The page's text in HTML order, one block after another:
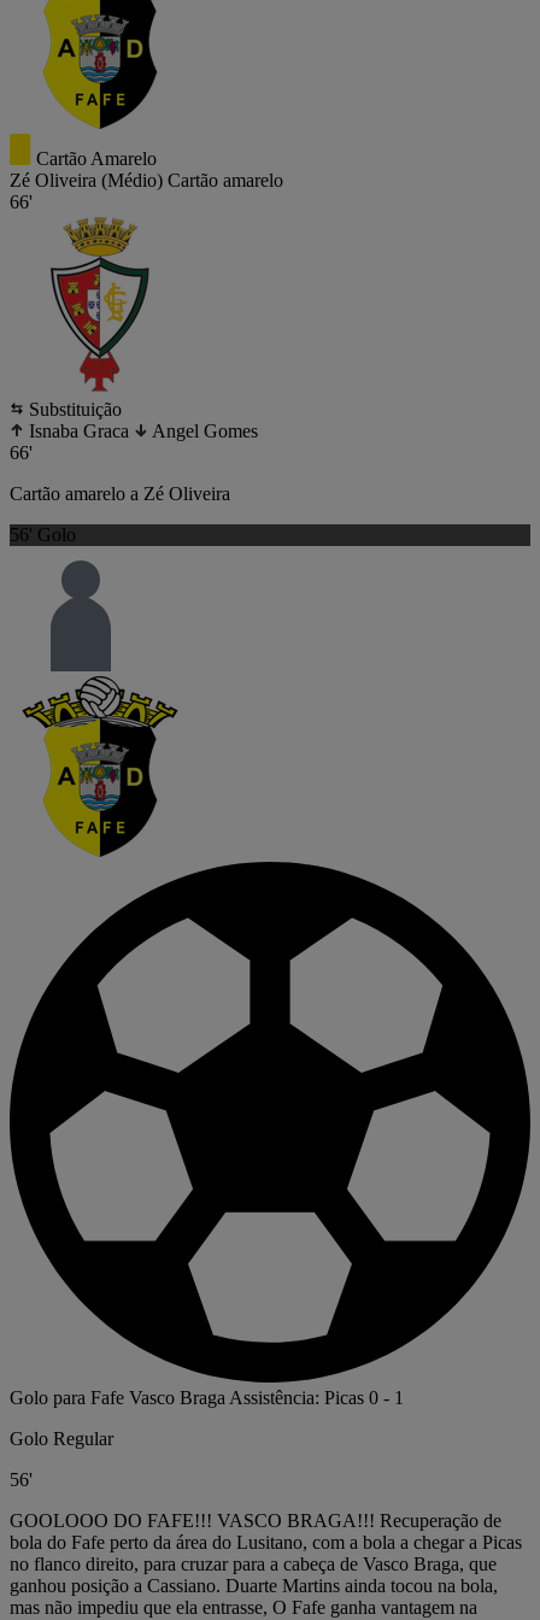
Cartão Amarelo
Zé Oliveira (Médio) Cartão amarelo
66'
Substituição
Isnaba Graca
Angel Gomes
66'
Cartão amarelo a Zé Oliveira
56' Golo
Golo para Fafe Vasco Braga Assistência: Picas 0 - 1
Golo Regular
56'
GOOLOOO DO FAFE!!! VASCO BRAGA!!! Recuperação de
bola do Fafe perto da área do Lusitano, com a bola a chegar a Picas
no flanco direito, para cruzar para a cabeça de Vasco Braga, que
ganhou posição a Cassiano. Duarte Martins ainda tocou na bola,
mas não impediu que ela entrasse, O Fafe ganha vantagem na